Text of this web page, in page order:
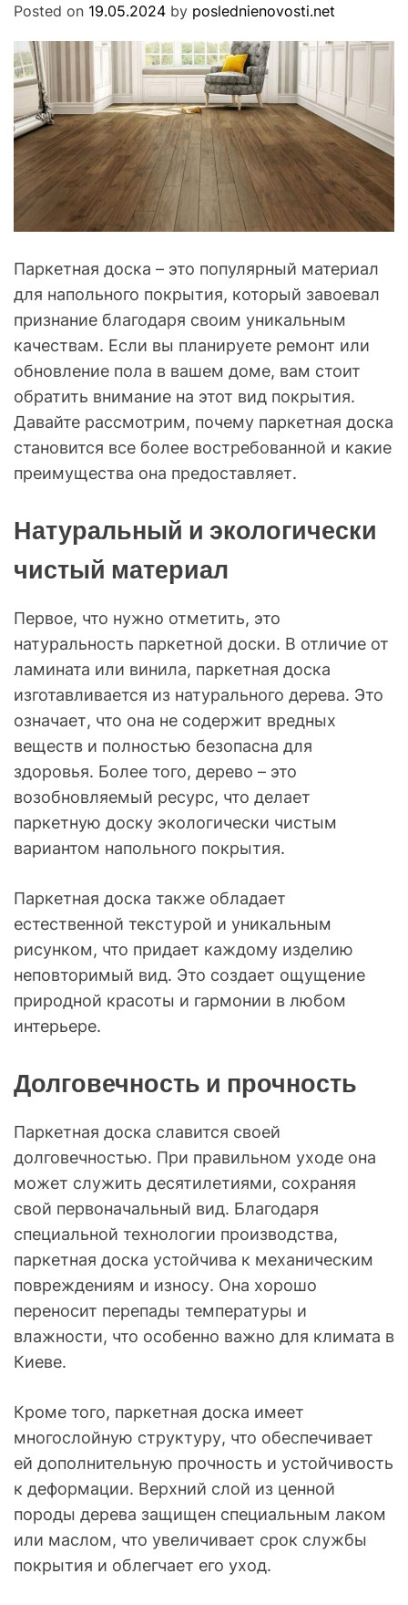
s
i
D
Posted on 19.05.2024 by poslednienovosti.net
Паркетная доска – это популярный материал
для напольного покрытия, который завоевал
признание благодаря своим уникальным
качествам. Если вы планируете ремонт или
обновление пола в вашем доме, вам стоит
обратить внимание на этот вид покрытия.
Давайте рассмотрим, почему паркетная доска
становится все более востребованной и какие
преимущества она предоставляет.
Натуральный и экологически
чистый материал
Первое, что нужно отметить, это
натуральность паркетной доски. В отличие от
ламината или винила, паркетная доска
изготавливается из натурального дерева. Это
означает, что она не содержит вредных
веществ и полностью безопасна для
здоровья. Более того, дерево – это
возобновляемый ресурс, что делает
паркетную доску экологически чистым
вариантом напольного покрытия.
Паркетная доска также обладает
естественной текстурой и уникальным
рисунком, что придает каждому изделию
неповторимый вид. Это создает ощущение
природной красоты и гармонии в любом
интерьере.
Долговечность и прочность
Паркетная доска славится своей
долговечностью. При правильном уходе она
может служить десятилетиями, сохраняя
свой первоначальный вид. Благодаря
специальной технологии производства,
паркетная доска устойчива к механическим
повреждениям и износу. Она хорошо
переносит перепады температуры и
влажности, что особенно важно для климата в
Киеве.
Кроме того, паркетная доска имеет
многослойную структуру, что обеспечивает
ей дополнительную прочность и устойчивость
к деформации. Верхний слой из ценной
породы дерева защищен специальным лаком
или маслом, что увеличивает срок службы
покрытия и облегчает его уход.